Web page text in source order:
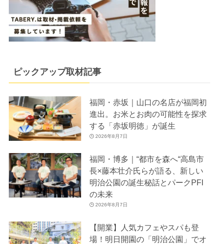
ピックアップ取材記事
福岡・赤坂｜山口の名店が福岡初
進出。お米とお肉の可能性を探求
する「赤坂明徳」が誕生
2026年8月7日
福岡・博多｜“都市を森へ“高島市
長×藤本壮介氏らが語る、新しい
明治公園の誕生秘話とパークPFI
の未来
2026年8月7日
【開業】人気カフェやスパも登
場！明日開園の「明治公園」でオ